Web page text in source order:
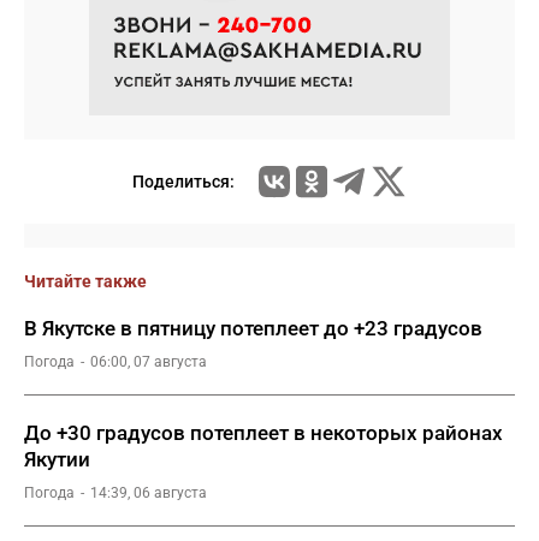
Поделиться:
Читайте также
В Якутске в пятницу потеплеет до +23 градусов
Погода 06:00, 07 августа
До +30 градусов потеплеет в некоторых районах
Якутии
Погода 14:39, 06 августа